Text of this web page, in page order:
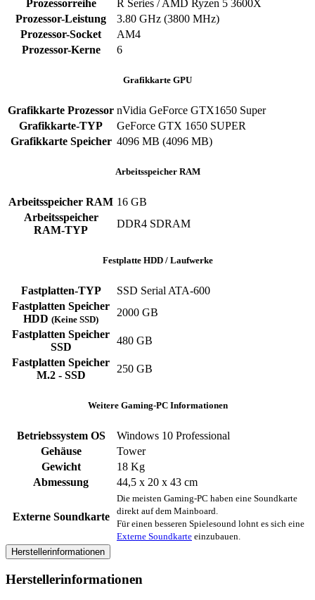
Prozessorreihe
R Series / AMD Ryzen 5 3600X
Prozessor-Leistung
3.80 GHz (3800 MHz)
Prozessor-Socket
AM4
Prozessor-Kerne
6
Grafikkarte GPU
Grafikkarte Prozessor nVidia GeForce GTX1650 Super
Grafikkarte-TYP
GeForce GTX 1650 SUPER
Grafikkarte Speicher 4096 MB (4096 MB)
Arbeitsspeicher RAM
Arbeitsspeicher RAM 16 GB
Arbeitsspeicher
RAM-TYP
DDR4 SDRAM
Festplatte HDD / Laufwerke
Fastplatten-TYP
SSD Serial ATA-600
Fastplatten Speicher
HDD (Keine SSD)
2000 GB
Fastplatten Speicher
SSD
480 GB
Fastplatten Speicher
M.2 - SSD
250 GB
Weitere Gaming-PC Informationen
Betriebssystem OS
Windows 10 Professional
Gehäuse
Tower
Gewicht
18 Kg
Abmessung
44,5 x 20 x 43 cm
Externe Soundkarte
Die meisten Gaming-PC haben eine Soundkarte
direkt auf dem Mainboard.
Für einen besseren Spielesound lohnt es sich eine
Externe Soundkarte einzubauen.
Herstellerinformationen
Herstellerinformationen